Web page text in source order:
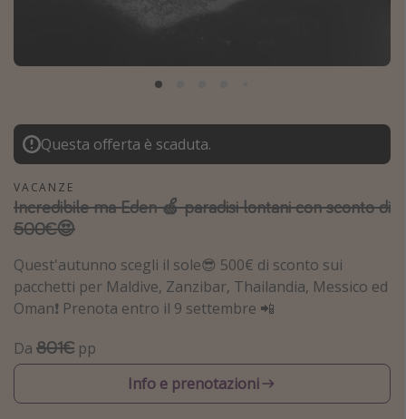
Malta
Canarie
Capo Verde
Vacanze last minute
Vacanze all inclusive
Vacanze estate 2026
Vacanze di Pasqua 2026
Last minute capodanno
Questa offerta è scaduta.
VACANZE
Incredibile ma Eden 🍏 paradisi lontani con sconto di
500€😍
Quest'autunno scegli il sole😎 500€ di sconto sui
pacchetti per Maldive, Zanzibar, Thailandia, Messico ed
Oman❗️ Prenota entro il 9 settembre 📲
Da 801€ pp
Info e prenotazioni